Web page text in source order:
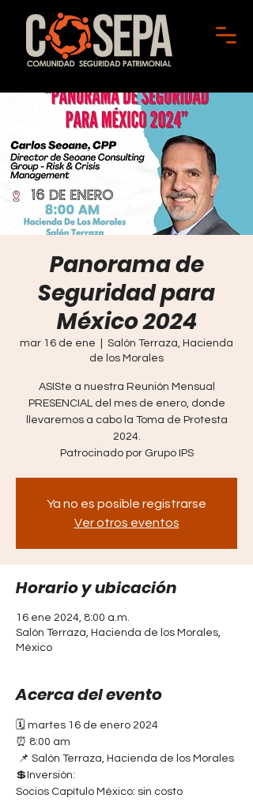
Panorama de
Seguridad para
México 2024
mar 16 de ene
Salón Terraza, Hacienda
de los Morales
ASISte a nuestra Reunión Mensual
PRESENCIAL del mes de enero, donde
llevaremos a cabo la Toma de Protesta
2024.
Patrocinado por Grupo IPS
Ya no es posible registrarse
Ver otros eventos
Horario y ubicación
16 ene 2024, 8:00 a.m.
Salón Terraza, Hacienda de los Morales,
México
Acerca del evento
🗓️ martes 16 de enero 2024
⏰ 8:00 am
📌 Salón Terraza, Hacienda de los Morales
💲Inversión:
Socios Capítulo México: sin costo